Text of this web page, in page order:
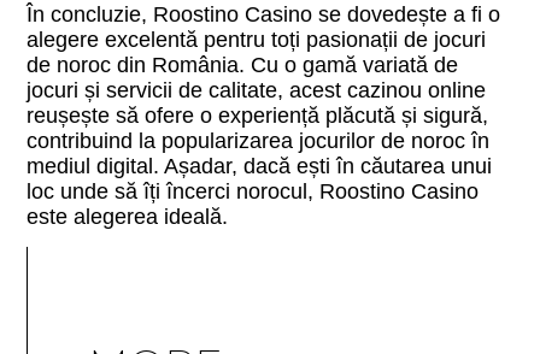
În concluzie, Roostino Casino se dovedește a fi o
alegere excelentă pentru toți pasionații de jocuri
de noroc din România. Cu o gamă variată de
jocuri și servicii de calitate, acest cazinou online
reușește să ofere o experiență plăcută și sigură,
contribuind la popularizarea jocurilor de noroc în
mediul digital. Așadar, dacă ești în căutarea unui
loc unde să îți încerci norocul, Roostino Casino
este alegerea ideală.